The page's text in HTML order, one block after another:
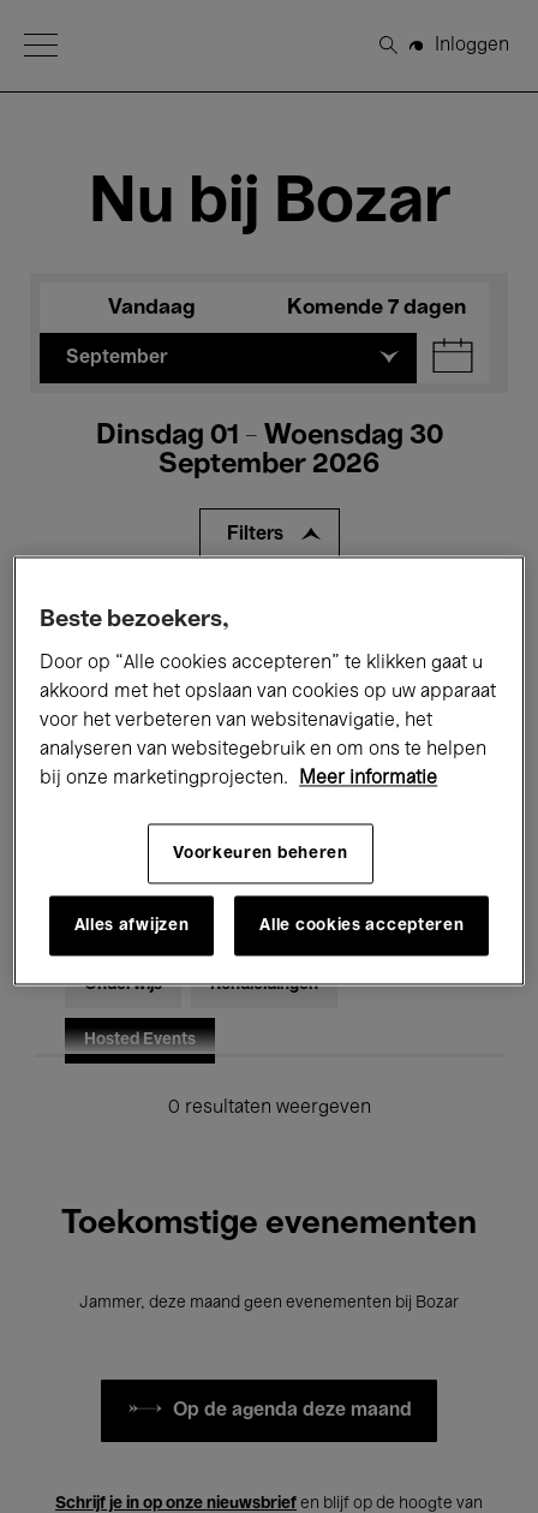
Open Menu
Zoeken
Inloggen
Nu bij Bozar
Vandaag Komende 7 dagen
September
Dinsdag 01 - Woensdag 30
September 2026
Filters
Alle evenementen
Tentoonstellingen Films
Performances Lezingen & Debatten
Jazz Klassieke Muziek Global Music
Voor iedereen Kids’ Palace
Onderwijs Rondleidingen
Hosted Events
0 resultaten weergeven
Toekomstige evenementen
Jammer, deze maand geen evenementen bij Bozar
Op de agenda deze maand
Schrijf je in op onze nieuwsbrief en blijf op de hoogte van
Beste bezoekers,
Door op “Alle cookies accepteren” te klikken gaat u
akkoord met het opslaan van cookies op uw apparaat
voor het verbeteren van websitenavigatie, het
analyseren van websitegebruik en om ons te helpen
bij onze marketingprojecten.
Meer informatie
Voorkeuren beheren
Alles afwijzen Alle cookies accepteren